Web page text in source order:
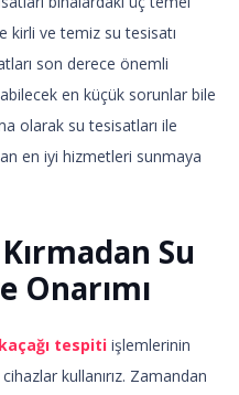
kirli ve temiz su tesisatı
son derece önemli
en küçük sorunlar bile
olarak su tesisatları ile
en iyi hizmetleri sunmaya
Su
Onarımı
tespiti işlemlerinin
kullanırız. Zamandan